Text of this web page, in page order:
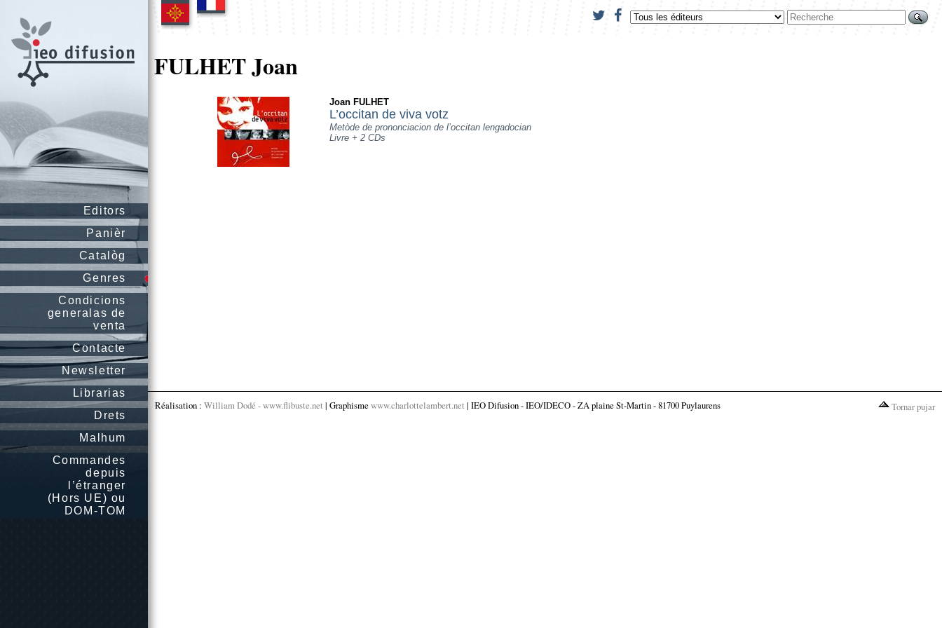
Editors
Panièr
Catalòg
Genres
Condicions
generalas de
venta
Contacte
Newsletter
Librarias
Drets
Malhum
Commandes
depuis
l’étranger
(Hors UE) ou
DOM-TOM
FULHET Joan
Joan FULHET
L’occitan de viva votz
Metòde de prononciacion de l’occitan lengadocian
Livre + 2 CDs
Réalisation : William Dodé - www.flibuste.net | Graphisme www.charlottelambert.net | IEO Difusion - IEO/IDECO - ZA plaine St-Martin - 81700 Puylaurens Tornar pujar